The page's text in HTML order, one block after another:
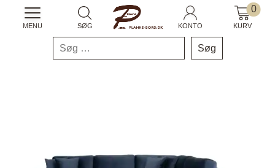
Søg
efter:
MENU SØG KONTO
0
KURV